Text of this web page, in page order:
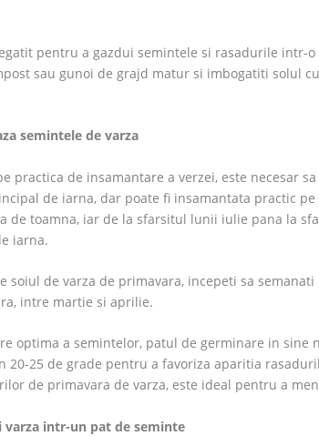
pentru a gazdui semintele si rasadurile intr-
sau gunoi de grajd matur si imbogatiti solul
semintele de varza
practica de insamantare a verzei, este necesar
de iarna, dar poate fi insamantata practic
de toamna, iar de la sfarsitul lunii iulie pana la
iarna.
soiul de varza de primavara, incepeti sa
intre martie si aprilie.
optima a semintelor, patul de germinare in sine
20-25 de grade pentru a favoriza aparitia
de primavara de varza, este ideal pentru a
varza intr-un pat de seminte